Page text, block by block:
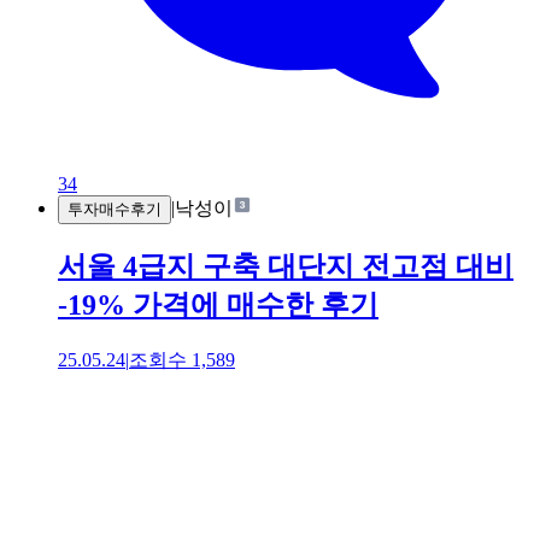
34
투자매수후기 |낙성이
서울 4급지 구축 대단지 전고점 대비
-19% 가격에 매수한 후기
25.05.24|조회수 1,589